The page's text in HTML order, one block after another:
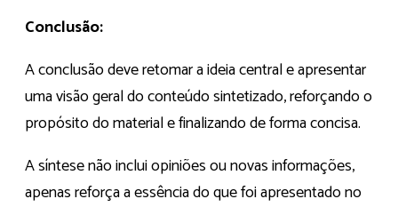
Conclusão:
A conclusão deve retomar a ideia central e apresentar
uma visão geral do conteúdo sintetizado, reforçando o
propósito do material e finalizando de forma concisa.
A síntese não inclui opiniões ou novas informações,
apenas reforça a essência do que foi apresentado no